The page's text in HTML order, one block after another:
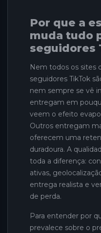
Por que a
muda tudo
seguidores
Nem todos os sites
seguidores TikTok
nem sempre se vê
entregam em
veem o efeito
Outros entregam
oferecem uma
duradoura. A
toda a diferença:
ativas,
entrega realista e
de perda.
Para entender por
prevalece sobre o